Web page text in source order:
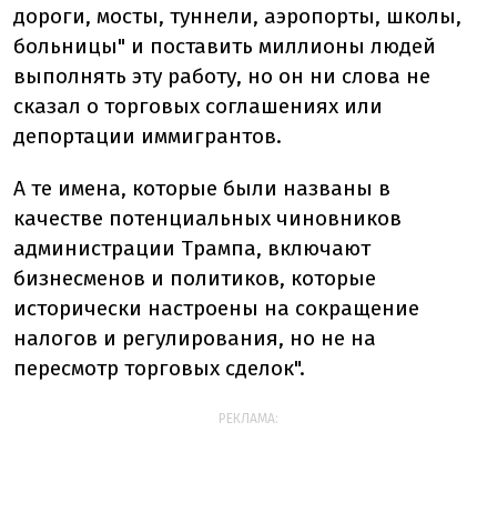
дороги, мосты, туннели, аэропорты, школы,
больницы" и поставить миллионы людей
выполнять эту работу, но он ни слова не
сказал о торговых соглашениях или
депортации иммигрантов.
А те имена, которые были названы в
качестве потенциальных чиновников
администрации Трампа, включают
бизнесменов и политиков, которые
исторически настроены на сокращение
налогов и регулирования, но не на
пересмотр торговых сделок".
РЕКЛАМА: